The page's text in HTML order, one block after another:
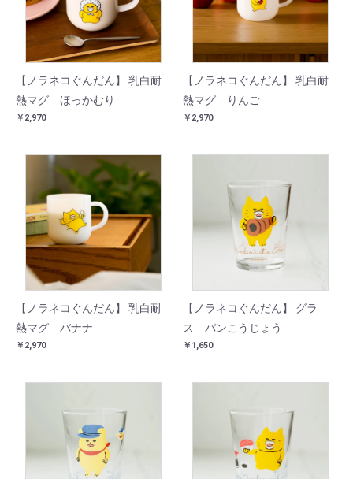
【ノラネコぐんだん】 乳白耐
熱マグ ほっかむり
￥2,970
【ノラネコぐんだん】 乳白耐
熱マグ りんご
￥2,970
【ノラネコぐんだん】 乳白耐
熱マグ バナナ
￥2,970
【ノラネコぐんだん】 グラ
ス パンこうじょう
￥1,650